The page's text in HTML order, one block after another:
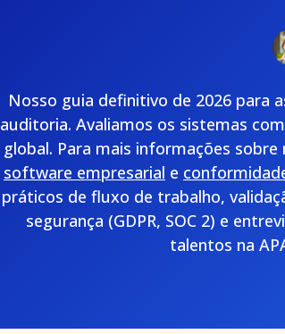
Nosso guia definitivo de 2026 para
auditoria. Avaliamos os sistemas
global. Para mais informações
software empresarial e
práticos de fluxo de trabalho,
segurança (GDPR, SOC 2) e
talentos na